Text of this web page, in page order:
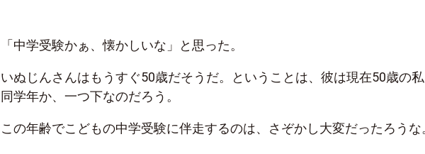
「中学受験かぁ、懐かしいな」と思った。
いぬじんさんはもうすぐ50歳だそうだ。ということは、彼は現在50歳の私
同学年か、一つ下なのだろう。
この年齢でこどもの中学受験に伴走するのは、さぞかし大変だったろうな